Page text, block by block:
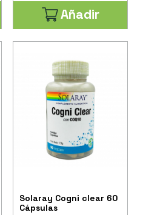
Añadir
Solaray Cogni clear 60
Cápsulas